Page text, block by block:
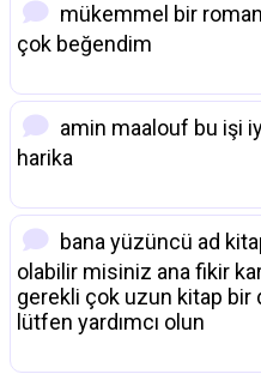
mükemmel bir
çok beğendim
amin maalouf bu işi
harika
bana yüzüncü ad
olabilir misiniz ana fikir
gerekli çok uzun kitap bir
lütfen yardımcı olun